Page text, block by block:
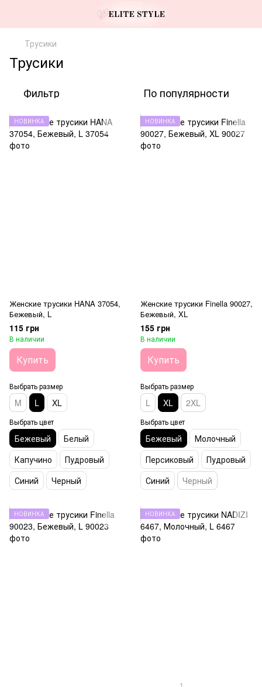
Трусики
Трусики
Фильтр По популярности
НОВИНКА
Женские трусики HANA 37054,
Бежевый, L
115 грн
В наличии
Купить
Выбрать размер
M L XL
Выбрать цвет
Бежевый
Белый
Капучино
Пудровый
Синий
Черный
НОВИНКА
Женские трусики Finella 90027,
Бежевый, XL
155 грн
В наличии
Купить
Выбрать размер
L XL 2XL
Выбрать цвет
Бежевый
Молочный
Персиковый
Пудровый
Синий
Черный
НОВИНКА НОВИНКА
1